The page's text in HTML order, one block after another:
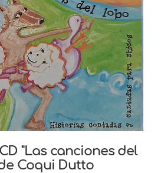
"Las canciones del
Coqui Dutto